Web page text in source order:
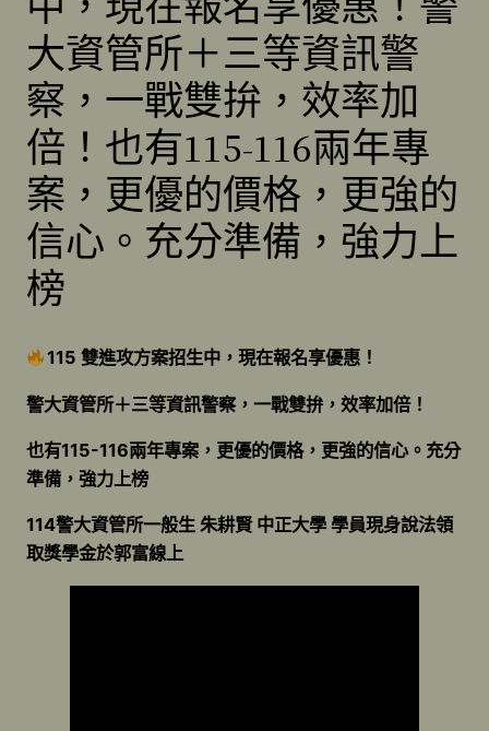
大資管所＋三等資訊警
察，一戰雙拚，效率加
倍！也有115-116兩年專
案，更優的價格，更強的
信心。充分準備，強力上
榜
115 雙進攻方案招生中，現在報名享優惠！
警大資管所＋三等資訊警察，一戰雙拚，效率加倍！
也有115-116兩年專案，更優的價格，更強的信心。充分
準備，強力上榜
114警大資管所一般生 朱耕賢 中正大學 學員現身說法領
取獎學金於郭富線上